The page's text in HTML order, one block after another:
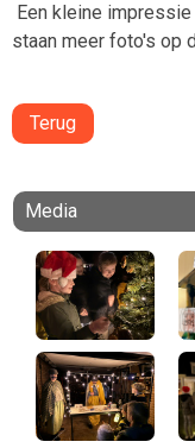
Een kleine
staan meer foto's op
Terug
Media